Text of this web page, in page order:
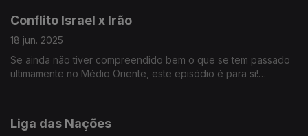
Conflito Israel x Irão
18 jun. 2025
Se ainda não tiver compreendido bem o que se tem passado
ultimamente no Médio Oriente, este episódio é para si!
Liga das Nações